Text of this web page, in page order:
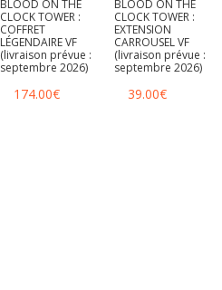
BLOOD ON THE
CLOCK TOWER :
COFFRET
LÉGENDAIRE VF
(livraison prévue :
septembre 2026)
174.00€
BLOOD ON THE
CLOCK TOWER :
EXTENSION
CARROUSEL VF
(livraison prévue :
septembre 2026)
39.00€